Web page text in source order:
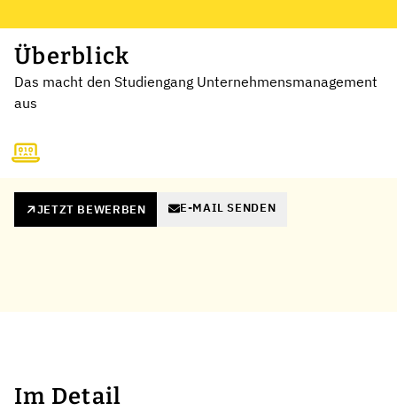
Überblick
Das macht den Studiengang Unternehmensmanagement
aus
JETZT BEWERBEN E-MAIL SENDEN
Im Detail